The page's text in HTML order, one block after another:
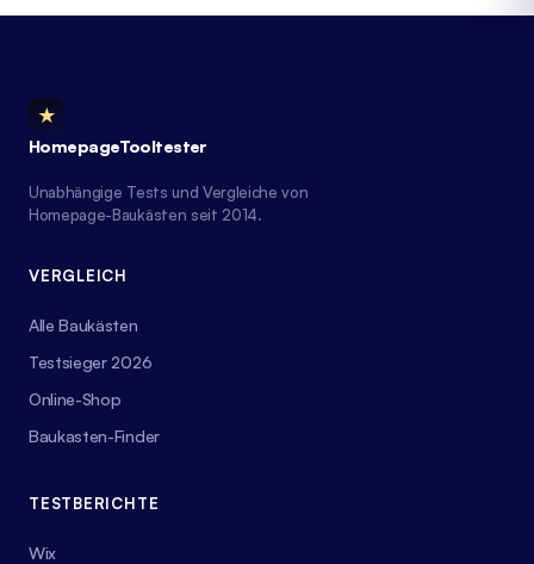
★
HomepageTooltester
Unabhängige Tests und Vergleiche von
Homepage-Baukästen seit 2014.
VERGLEICH
Alle Baukästen
Testsieger 2026
Online-Shop
Baukasten-Finder
TESTBERICHTE
Wix